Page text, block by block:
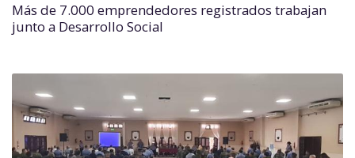
Más de 7.000 emprendedores registrados trabajan
junto a Desarrollo Social